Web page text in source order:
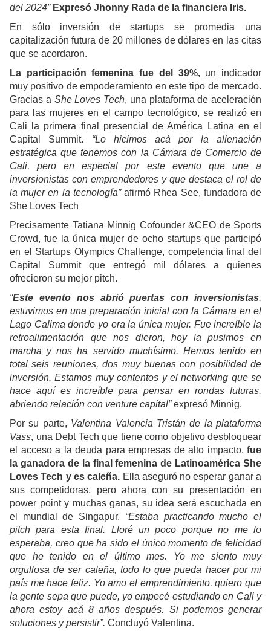
del 2024” Expresó Jhonny Rada de la financiera Iris.
En sólo inversión de startups se promedia una
capitalización futura de 20 millones de dólares en las citas
que se acordaron.
La participación femenina fue del 39%,un indicador
muy positivo de empoderamiento en este tipo de mercado.
Gracias a She Loves Tech, una plataforma de aceleración
para las mujeres en el campo tecnológico, se realizó en
Cali la primera final presencial de América Latina en el
Capital Summit. “Lo hicimos acá por la alienación
estratégica que tenemos con la Cámara de Comercio de
Cali, pero en especial por este evento que une a
inversionistas con emprendedores y que destaca el rol de
la mujer en la tecnología”afirmó Rhea See, fundadora de
She Loves Tech
Precisamente Tatiana Minnig Cofounder &CEO de Sports
Crowd, fue la única mujer de ocho startups que participó
en el Startups Olympics Challenge, competencia final del
Capital Summit que entregó mil dólares a quienes
ofrecieron su mejor pitch.
“Este evento nos abrió puertas con inversionistas,
estuvimos en una preparación inicial con la Cámara en el
Lago Calima donde yo era la única mujer. Fue increíble la
retroalimentación que nos dieron, hoy la pusimos en
marcha y nos ha servido muchísimo. Hemos tenido en
total seis reuniones, dos muy buenas con posibilidad de
inversión. Estamos muy contentos y el networking que se
hace aquí es increíble para pensar en rondas futuras,
abriendo relación con venture capital”expresó Minnig.
Por su parte, Valentina Valencia Tristán de la plataforma
Vass, una Debt Tech que tiene como objetivo desbloquear
el acceso a la deuda para empresas de alto impacto, fue
la ganadora de la final femenina de Latinoamérica She
Loves Tech y es caleña. Ella aseguró no esperar ganar a
sus competidoras, pero ahora con su presentación en
power point y muchas ganas, su idea será escuchada en
el mundial de Singapur. “Estaba practicando mucho el
pitch para esta final. Lloré un poco porque no me lo
esperaba, creo que ha sido el único momento de felicidad
que he tenido en el último mes. Yo me siento muy
orgullosa de ser caleña, todo lo que pueda hacer por mi
país me hace feliz. Yo amo el emprendimiento, quiero que
la gente sepa que puede, yo empecé estudiando en Cali y
ahora estoy acá 8 años después. Si podemos generar
soluciones y persistir”. Concluyó Valentina.